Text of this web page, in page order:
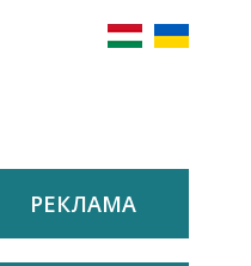
РЕКЛАМА